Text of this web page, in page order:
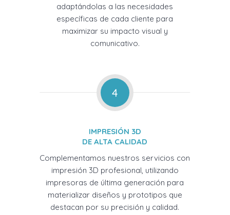
adaptándolas a las necesidades
específicas de cada cliente para
maximizar su impacto visual y
comunicativo.
4
IMPRESIÓN 3D
DE ALTA CALIDAD
Complementamos nuestros servicios con
impresión 3D profesional, utilizando
impresoras de última generación para
materializar diseños y prototipos que
destacan por su precisión y calidad.